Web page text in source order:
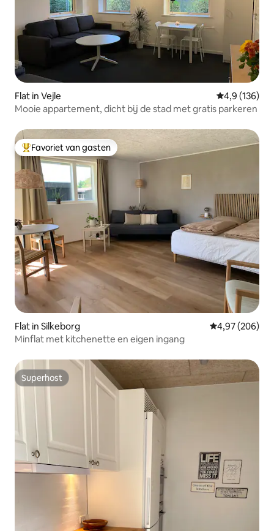
Flat in Vejle Gemiddelde
4,9 (136)
Mooie appartement, dicht bij de stad met gratis parkeren
Topfavoriet van gasten
Favoriet van gasten
Flat in Silkeborg Gemiddelde
4,97 (206)
Minflat met kitchenette en eigen ingang
Superhost
Superhost